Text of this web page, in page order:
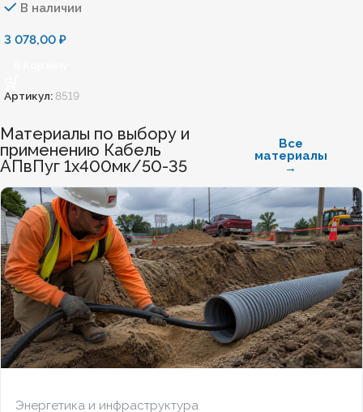
В наличии
3 078,00 ₽
Артикул:8519
Материалы по выбору и
применению Кабель
АПвПуг 1х400мк/50-35
Все
материалы
→
Энергетика и инфраструктура